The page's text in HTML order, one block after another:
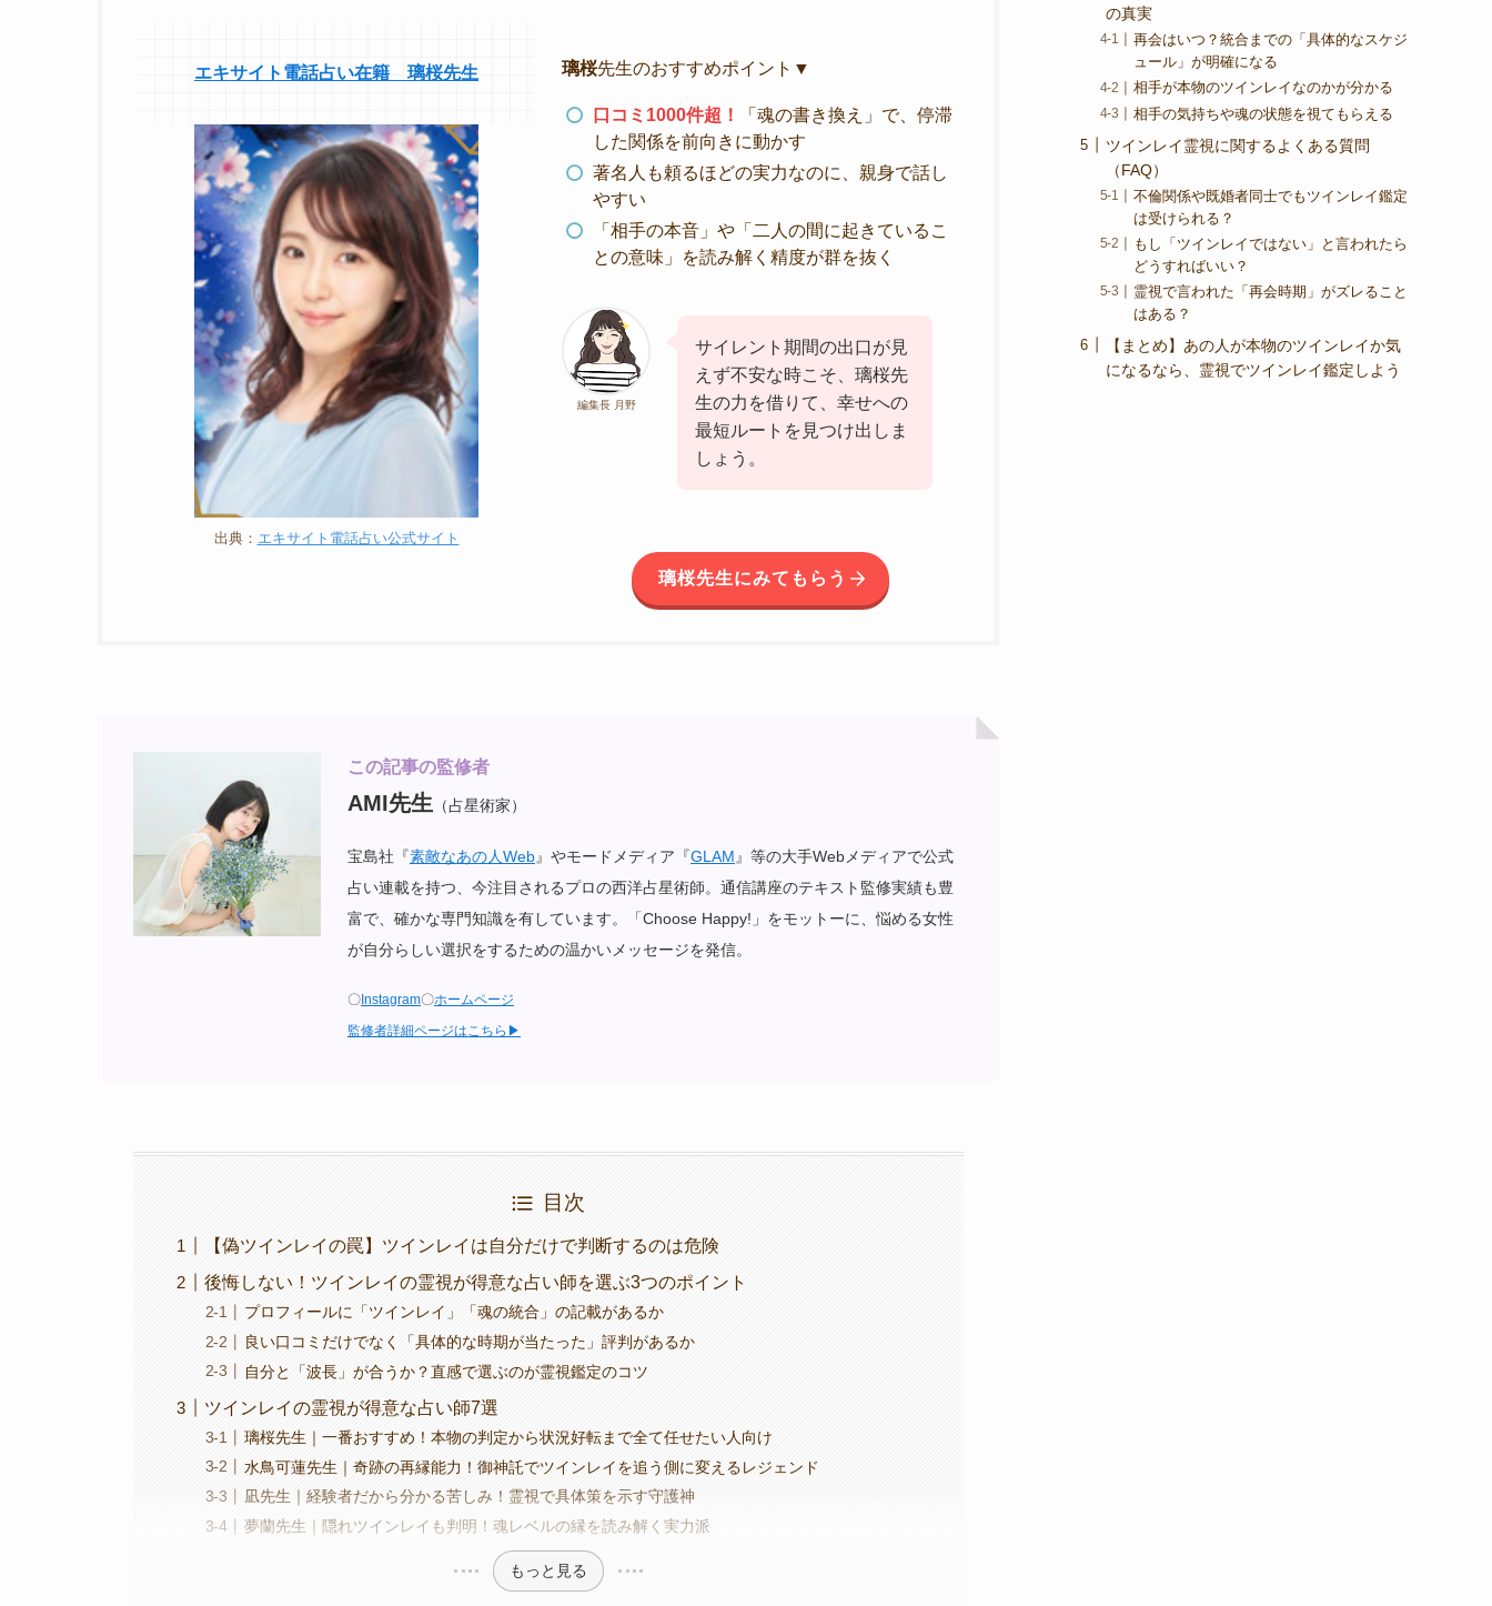
エキサイト電話占い在籍 璃桜先生
出典： エキサイト電話占い公式サイト
璃桜先生のおすすめポイント▼
口コミ1000件超！
「魂の書き換え」で、停滞
した関係を前向きに動かす
著名人も頼るほどの実力なのに、親身で話し
やすい
「相手の本音」や「二人の間に起きているこ
との意味」を読み解く精度が群を抜く
編集長 月野
サイレント期間の出口が見
えず不安な時こそ、璃桜先
生の力を借りて、幸せへの
最短ルートを見つけ出しま
しょう。
璃桜先生にみてもらう
この記事の監修者
AMI先生 （占星術家）
宝島社『素敵なあの人Web』やモードメディア『GLAM 』等の大手Webメディアで公式
占い連載を持つ、今注目されるプロの西洋占星術師。通信講座のテキスト監修実績も豊
富で、確かな専門知識を有しています。「Choose Happy!」をモットーに、悩める女性
が自分らしい選択をするための温かいメッセージを発信。
〇 Instagram〇ホームページ
監修者詳細ページはこちら▶
目次
【偽ツインレイの罠】ツインレイは自分だけで判断するのは危険
後悔しない！ツインレイの霊視が得意な占い師を選ぶ3つのポイント
プロフィールに「ツインレイ」「魂の統合」の記載があるか
良い口コミだけでなく「具体的な時期が当たった」評判があるか
自分と「波長」が合うか？直感で選ぶのが霊視鑑定のコツ
ツインレイの霊視が得意な占い師7選
璃桜先生｜一番おすすめ！本物の判定から状況好転まで全て任せたい人向け
水鳥可蓮先生｜奇跡の再縁能力！御神託でツインレイを追う側に変えるレジェンド
凪先生｜経験者だから分かる苦しみ！霊視で具体策を示す守護神
夢蘭先生｜隠れツインレイも判明！魂レベルの縁を読み解く実力派
もっと見る
の真実
再会はいつ？統合までの「具体的なスケジ
ュール」が明確になる
相手が本物のツインレイなのかが分かる
相手の気持ちや魂の状態を視てもらえる
ツインレイ霊視に関するよくある質問
（FAQ）
不倫関係や既婚者同士でもツインレイ鑑定
は受けられる？
もし「ツインレイではない」と言われたら
どうすればいい？
霊視で言われた「再会時期」がズレること
はある？
【まとめ】あの人が本物のツインレイか気
になるなら、霊視でツインレイ鑑定しよう